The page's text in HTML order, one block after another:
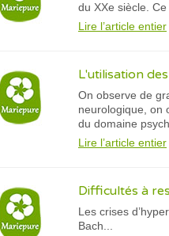
du XXe siècle.
Lire l’article entier
L'utilisation
On observe de
neurologique, on
du domaine
Lire l’article entier
Difficultés à
Les crises
Bach...